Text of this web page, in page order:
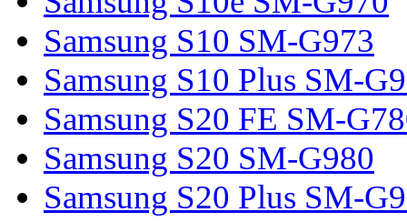
Samsung S10 SM-G973
Samsung S10 Plus SM-
Samsung S20 FE SM-
Samsung S20 SM-G980
Samsung S20 Plus SM-